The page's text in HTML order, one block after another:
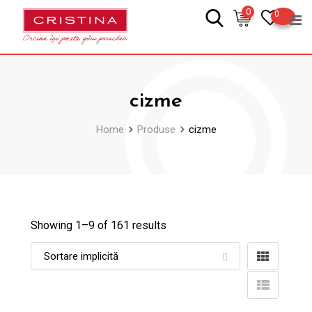
0
0
cizme
Home Produse cizme
Showing 1–9 of 161 results